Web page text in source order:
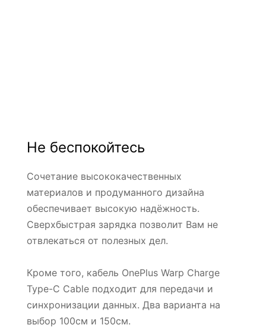
Не беспокойтесь
Сочетание высококачественных
материалов и продуманного дизайна
обеспечивает высокую надёжность.
Сверхбыстрая зарядка позволит Вам не
отвлекаться от полезных дел.
Кроме того, кабель OnePlus Warp Charge
Type-C Cable подходит для передачи и
синхронизации данных. Два варианта на
выбор 100см и 150см.